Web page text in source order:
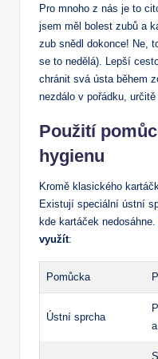
Pro mnoho z nás je to
jsem měl bolest zubů a
zub snědl dokonce! Ne,⁣
se to⁢ nedělá). Lepší
chránit ⁤svá ⁣ústa během
nezdálo v pořádku,
Použití
hygienu
Kromě klasického
Existují speciální ústní
kde⁢ kartáček nedosáhne.
využít:
Pomůcka
Ústní sprcha